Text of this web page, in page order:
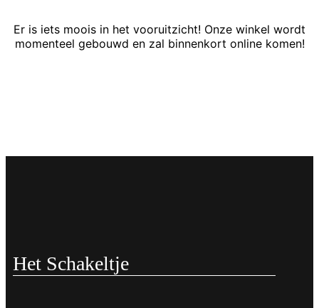
Er is iets moois in het vooruitzicht! Onze winkel wordt
momenteel gebouwd en zal binnenkort online komen!
Het Schakeltje